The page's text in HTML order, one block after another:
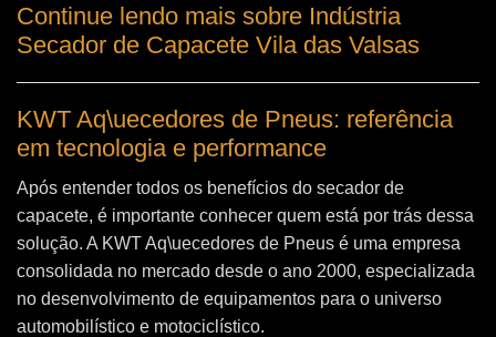
Continue lendo mais sobre Indústria
Secador de Capacete Vila das Valsas
KWT Aq\uecedores de Pneus: referência
em tecnologia e performance
Após entender todos os benefícios do secador de
capacete, é importante conhecer quem está por trás dessa
solução. A KWT Aq\uecedores de Pneus é uma empresa
consolidada no mercado desde o ano 2000, especializada
no desenvolvimento de equipamentos para o universo
automobilístico e motociclístico.